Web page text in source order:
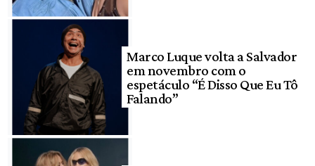
Marco Luque volta a Salvador
em novembro com o
espetáculo “É Disso Que Eu Tô
Falando”